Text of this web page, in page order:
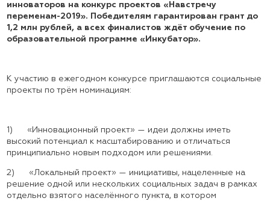
инноваторов на конкурс проектов «Навстречу
переменам-2019». Победителям гарантирован грант до
1,2 млн рублей, а всех финалистов ждёт обучение по
образовательной программе «Инкубатор».
К участию в ежегодном конкурсе приглашаются социальные
проекты по трём номинациям:
1)
«Инновационный проект» — идеи должны иметь
высокий потенциал к масштабированию и отличаться
принципиально новым подходом или решениями.
2)
«Локальный проект» — инициативы, нацеленные на
решение одной или нескольких социальных задач в рамках
отдельно взятого населённого пункта, в котором